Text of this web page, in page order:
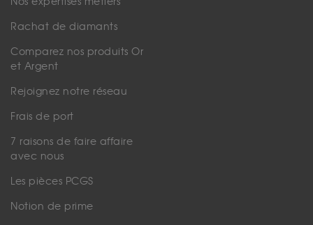
Rachat de diamants
Comparez nos produits Or
et Argent
Rejoignez notre réseau
Frais de port
7 raisons de faire affaire
avec nous
Les pièces PCGS
Notion de prime